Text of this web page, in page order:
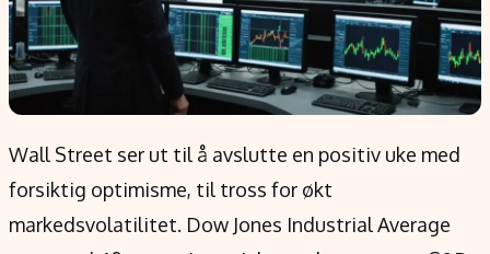
Infrastruktur
BitCoin
EU-Kommisjonen
Grønt skifte
Cookiepolicy
Retningslinjer for rettelser
Redaksjonell policy
Informasjon
Om oss
Wall Street ser ut til å avslutte en positiv uke med
forsiktig optimisme, til tross for økt
markedsvolatilitet. Dow Jones Industrial Average